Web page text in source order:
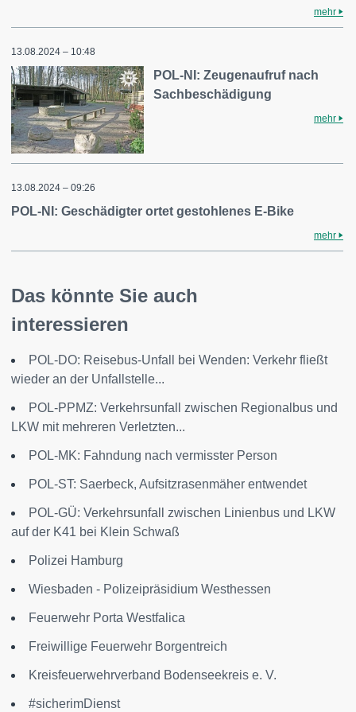
mehr
13.08.2024 – 10:48
POL-NI: Zeugenaufruf nach
Sachbeschädigung
mehr
13.08.2024 – 09:26
POL-NI: Geschädigter ortet gestohlenes E-Bike
mehr
Das könnte Sie auch
interessieren
POL-DO: Reisebus-Unfall bei Wenden: Verkehr fließt
wieder an der Unfallstelle...
POL-PPMZ: Verkehrsunfall zwischen Regionalbus und
LKW mit mehreren Verletzten...
POL-MK: Fahndung nach vermisster Person
POL-ST: Saerbeck, Aufsitzrasenmäher entwendet
POL-GÜ: Verkehrsunfall zwischen Linienbus und LKW
auf der K41 bei Klein Schwaß
Polizei Hamburg
Wiesbaden - Polizeipräsidium Westhessen
Feuerwehr Porta Westfalica
Freiwillige Feuerwehr Borgentreich
Kreisfeuerwehrverband Bodenseekreis e. V.
#sicherimDienst